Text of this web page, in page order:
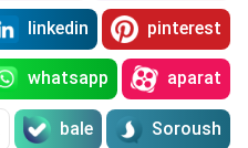
pinterest
linkedin
aparat
whatsapp
Soroush
bale